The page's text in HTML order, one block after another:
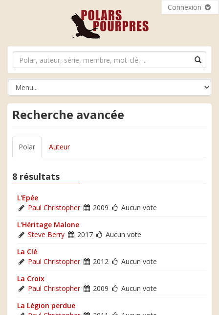
Connexion
Recherche avancée
Polar Auteur
8 résultats
L'Epée
Paul Christopher
2009
Aucun vote
L'Héritage Malone
Steve Berry
2017
Aucun vote
La Clé
Paul Christopher
2012
Aucun vote
La Croix
Paul Christopher
2009
Aucun vote
La Légion perdue